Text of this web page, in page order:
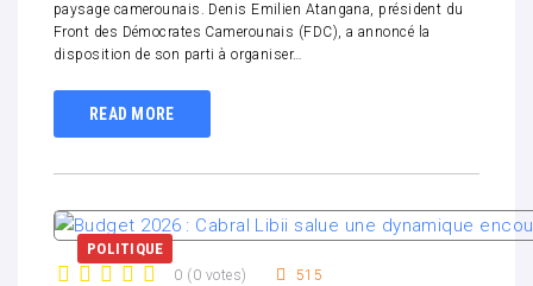
paysage camerounais. Denis Emilien Atangana, président du
Front des Démocrates Camerounais (FDC), a annoncé la
disposition de son parti à organiser…
READ MORE
POLITIQUE
0 ( 0 votes) 515